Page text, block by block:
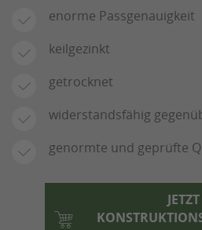
enorme Passgenauigkeit
keilgezinkt
getrocknet
widerstandsfähig
genormte und geprüfte
JETZT